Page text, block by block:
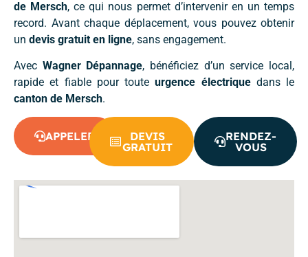
de Mersch, ce qui nous permet d’intervenir en un temps
record. Avant chaque déplacement, vous pouvez obtenir
un devis gratuit en ligne, sans engagement.
Avec Wagner Dépannage, bénéficiez d’un service local,
rapide et fiable pour touteurgence électriquedans le
canton de Mersch.
APPELER
DEVIS
GRATUIT
RENDEZ-
VOUS